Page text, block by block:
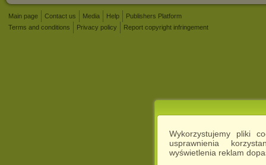
Wykorzystujemy pliki
usprawnienia
wyświetlenia reklam
Main page Contact us Media Help
Publishers Platform
Terms and conditions
Privacy policy Report copyright infringement